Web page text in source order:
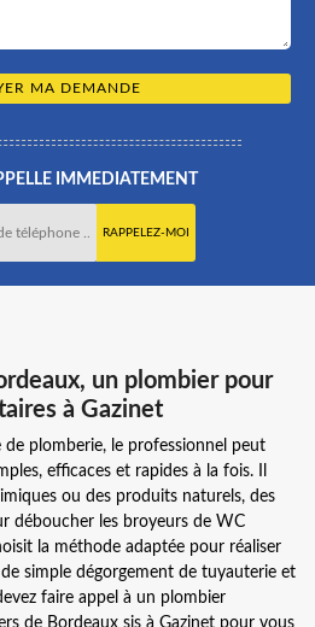
IMMEDIATEMENT
un plombier pour
à Gazinet
de plomberie, le professionnel peut
efficaces et rapides à la fois. Il
ou des produits naturels, des
déboucher les broyeurs de WC
la méthode adaptée pour réaliser
de simple dégorgement de tuyauterie et
faire appel à un plombier
de Bordeaux sis à Gazinet pour vous